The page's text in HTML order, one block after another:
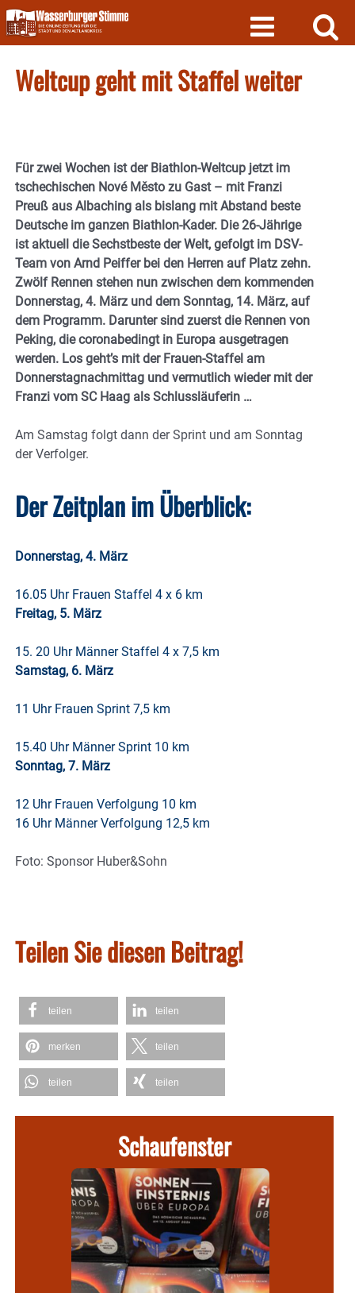
Skip
to
content
Weltcup geht mit Staffel weiter
Für zwei Wochen ist der Biathlon-Weltcup jetzt im
tschechischen Nové Město zu Gast – mit Franzi
Preuß aus Albaching als bislang mit Abstand beste
Deutsche im ganzen Biathlon-Kader. Die 26-Jährige
ist aktuell die Sechstbeste der Welt, gefolgt im DSV-
Team von Arnd Peiffer bei den Herren auf Platz zehn.
Zwölf Rennen stehen nun zwischen dem kommenden
Donnerstag, 4. März und dem Sonntag, 14. März, auf
dem Programm. Darunter sind zuerst die Rennen von
Peking, die coronabedingt in Europa ausgetragen
werden. Los geht’s mit der Frauen-Staffel am
Donnerstagnachmittag und vermutlich wieder mit der
Franzi vom SC Haag als Schlussläuferin …
Am Samstag folgt dann der Sprint und am Sonntag
der Verfolger.
Der Zeitplan im Überblick:
Donnerstag, 4. März
16.05 Uhr Frauen Staffel 4 x 6 km
Freitag, 5. März
15. 20 Uhr Männer Staffel 4 x 7,5 km
Samstag, 6. März
11 Uhr Frauen Sprint 7,5 km
15.40 Uhr Männer Sprint 10 km
Sonntag, 7. März
12 Uhr Frauen Verfolgung 10 km
16 Uhr Männer Verfolgung 12,5 km
Foto: Sponsor Huber&Sohn
Teilen Sie diesen Beitrag!
teilen teilen
merken teilen
teilen teilen
Schaufenster